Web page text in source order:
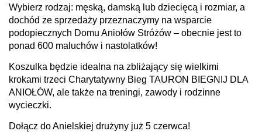
Wybierz rodzaj: męską, damską lub dziecięcą i rozmiar, a
dochód ze sprzedaży przeznaczymy na wsparcie
podopiecznych Domu Aniołów Stróżów – obecnie jest to
ponad 600 maluchów i nastolatków!
Koszulka będzie idealna na zbliżający się wielkimi
krokami trzeci Charytatywny Bieg TAURON BIEGNIJ DLA
ANIOŁÓW, ale także na treningi, zawody i rodzinne
wycieczki.
Dołącz do Anielskiej drużyny już 5 czerwca!